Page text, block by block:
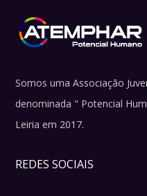
Somos uma Associação
denominada " Potencial
Leiria em 2017.
REDES SOCIAIS